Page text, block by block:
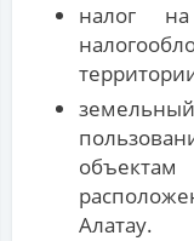
налог
Алатау.